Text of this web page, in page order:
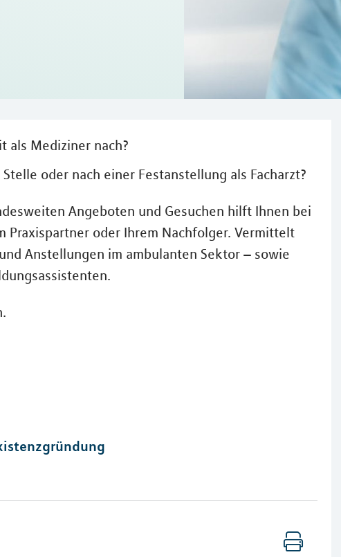
als Mediziner nach?
oder nach einer Festanstellung als Facharzt?
Angeboten und Gesuchen hilft Ihnen bei
Praxispartner oder Ihrem Nachfolger. Vermittelt
Anstellungen im ambulanten Sektor – sowie